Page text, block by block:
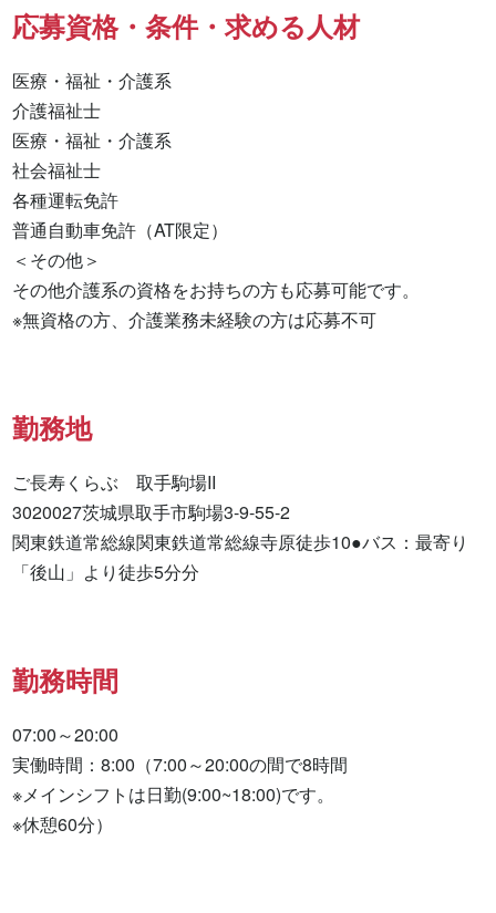
応募資格・条件・求める人材
医療・福祉・介護系
介護福祉士
医療・福祉・介護系
社会福祉士
各種運転免許
普通自動車免許（AT限定）
＜その他＞
その他介護系の資格をお持ちの方も応募可能です。
※無資格の方、介護業務未経験の方は応募不可
勤務地
ご長寿くらぶ　取手駒場II
3020027茨城県取手市駒場3-9-55-2
関東鉄道常総線関東鉄道常総線寺原徒歩10●バス：最寄り
「後山」より徒歩5分分
勤務時間
07:00～20:00
実働時間：8:00（7:00～20:00の間で8時間
※メインシフトは日勤(9:00~18:00)です。
※休憩60分）